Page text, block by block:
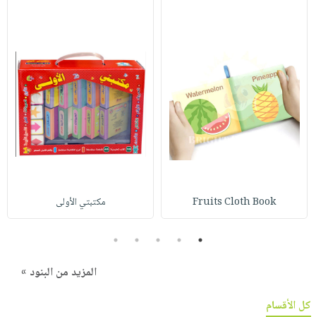
Fruits Cloth Book مكتبتي الأولى
1
2
3
4
5
المزيد من البنود »
كل الأقسام